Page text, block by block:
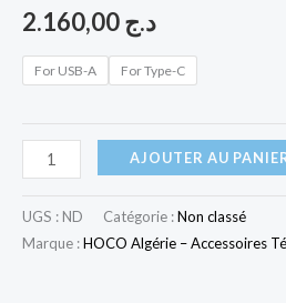
د.ج
For USB-A For Type-C
AJOUTER AU
UGS : ND Catégorie :Non classé
Marque :HOCO Algérie – Accessoires